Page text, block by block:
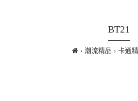
BT21
潮流精品 卡通